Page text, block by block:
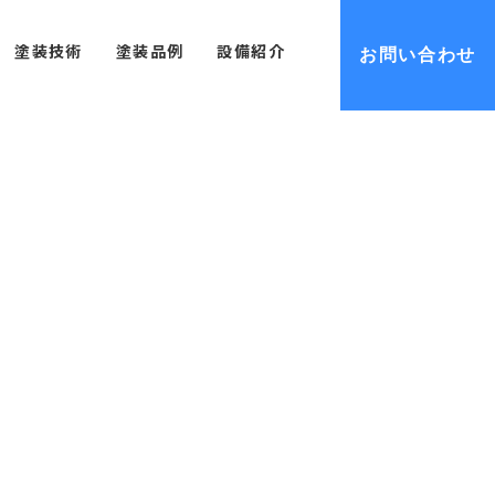
塗装技術 塗装品例 設備紹介 お問い合わせ